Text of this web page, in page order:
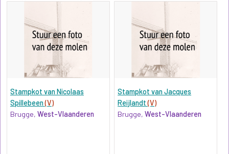
Stampkot van Nicolaas
Spillebeen(V)
Brugge, West-Vlaanderen
Stampkot van Jacques
Reijlandt(V)
Brugge,West-Vlaanderen